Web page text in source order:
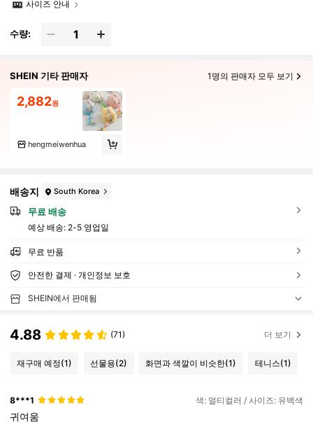
사이즈 안내
수량:
SHEIN 기타 판매자 1명의 판매자 모두 보기
2,882원
hengmeiwenhua
배송지 South Korea
무료 배송
예상 배송: 2-5 영업일
무료 반품
안전한 결제 · 개인정보 보호
SHEIN에서 판매됨
4.88 (71) 더 보기
재구매 예정(1) 선물용(2) 화면과 색깔이 비슷한(1) 테니스(1)
8***1 색: 멀티컬러 / 사이즈: 유백색
귀여움